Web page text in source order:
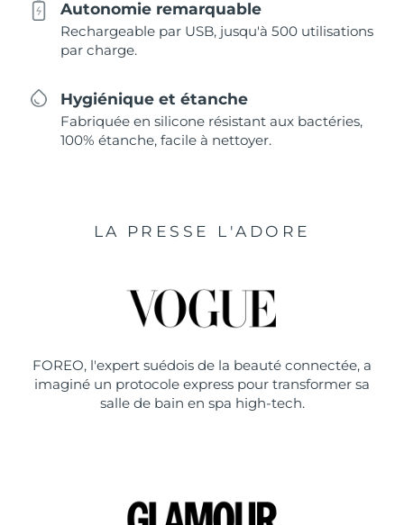
Autonomie remarquable
Rechargeable par USB, jusqu'à 500 utilisations
par charge.
Hygiénique et étanche
Fabriquée en silicone résistant aux bactéries,
100% étanche, facile à nettoyer.
LA PRESSE L'ADORE
FOREO, l'expert suédois de la beauté connectée, a
imaginé un protocole express pour transformer sa
salle de bain en spa high-tech.